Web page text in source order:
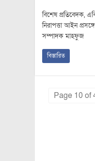
বিশেষ প্রতিবেদক,
নিরাপত্তা আইন
সম্পাদক মাহফুজ
বিস্তারিত
Page 10 of